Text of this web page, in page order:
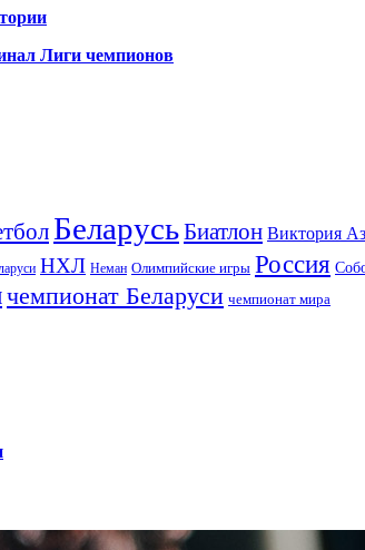
Лиги чемпионов
БеларусьБиатлон Виктория
НХЛ Неман Олимпийские игры Россия
чемпионат Беларуси чемпионат мира